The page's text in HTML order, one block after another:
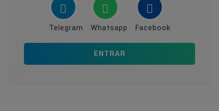
Telegram Whatsapp Facebook
ENTRAR